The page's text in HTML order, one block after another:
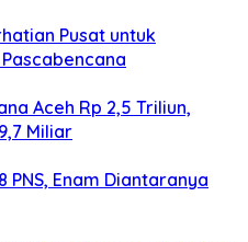
Pusat untuk
Aceh Rp 2,5 Triliun,
Miliar
PNS, Enam Diantaranya